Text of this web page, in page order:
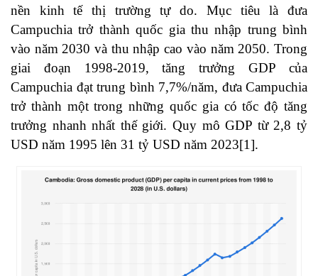
nền kinh tế thị trường tự do. Mục tiêu là đưa
Campuchia trở thành quốc gia thu nhập trung bình
vào năm 2030 và thu nhập cao vào năm 2050. Trong
giai đoạn 1998-2019, tăng trưởng GDP của
Campuchia đạt trung bình 7,7%/năm, đưa Campuchia
trở thành một trong những quốc gia có tốc độ tăng
trưởng nhanh nhất thế giới. Quy mô GDP từ 2,8 tỷ
USD năm 1995 lên 31 tỷ USD năm 2023[1].